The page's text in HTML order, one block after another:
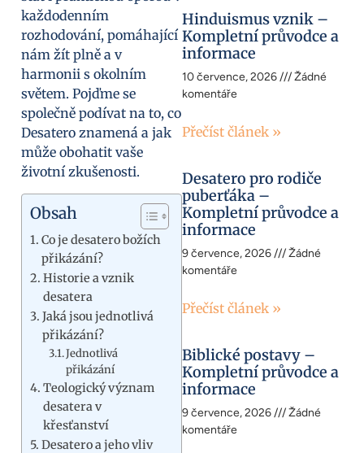
každodenním
rozhodování, pomáhající
nám žít plně a v
harmonii s okolním
světem. Pojďme se
společně podívat na to, co
Desatero znamená a jak
může obohatit vaše
životní zkušenosti.
Obsah
Co je desatero božích
přikázání?
Historie a vznik
desatera
Jaká jsou jednotlivá
přikázání?
Jednotlivá
přikázání
Teologický význam
desatera v
křesťanství
Desatero a jeho vliv
Hinduismus vznik –
Kompletní průvodce a
informace
10 července, 2026
Žádné
komentáře
Přečíst článek »
Desatero pro rodiče
puberťáka –
Kompletní průvodce a
informace
9 července, 2026
Žádné
komentáře
Přečíst článek »
Biblické postavy –
Kompletní průvodce a
informace
9 července, 2026
Žádné
komentáře